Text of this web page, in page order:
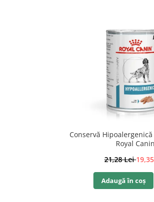
Conservă
Royal Canin
21,28 Lei
Adaugă în coș